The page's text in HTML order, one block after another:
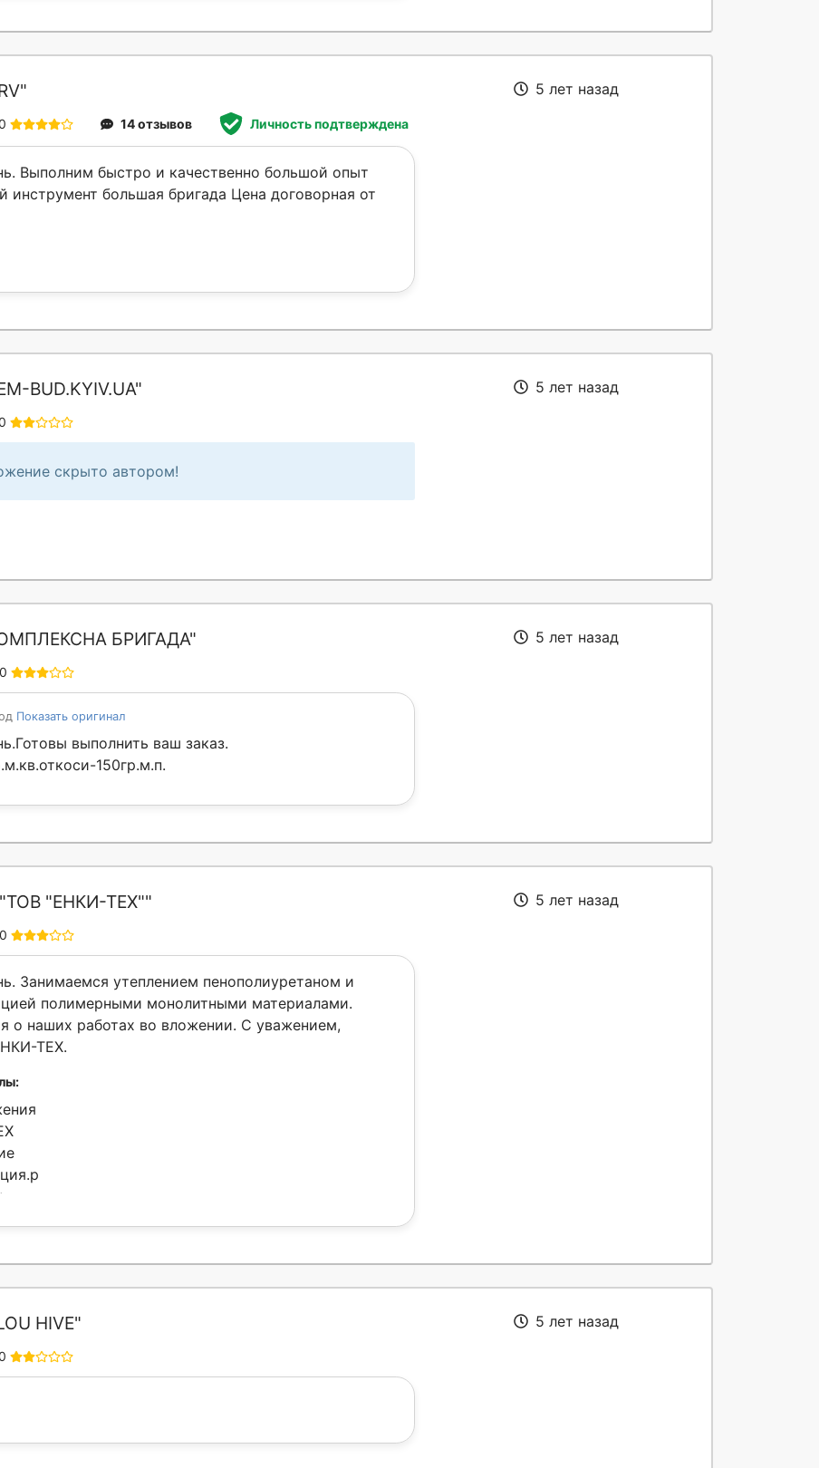
14 отзывов Личность подтверждена
Выполним быстро и качественно большой опыт
инструмент большая бригада Цена договорная от
5 лет назад
BUD.KYIV.UA"
скрыто автором!
5 лет назад
БРИГАДА"
Показать оригинал
выполнить ваш заказ.
150гр.м.п.
5 лет назад
"ЕНКИ-ТЕХ""
Занимаемся утеплением пенополиуретаном и
полимерными монолитными материалами.
о наших работах во вложении. С уважением,
ТЕХ.
5 лет назад
HIVE" 5 лет назад